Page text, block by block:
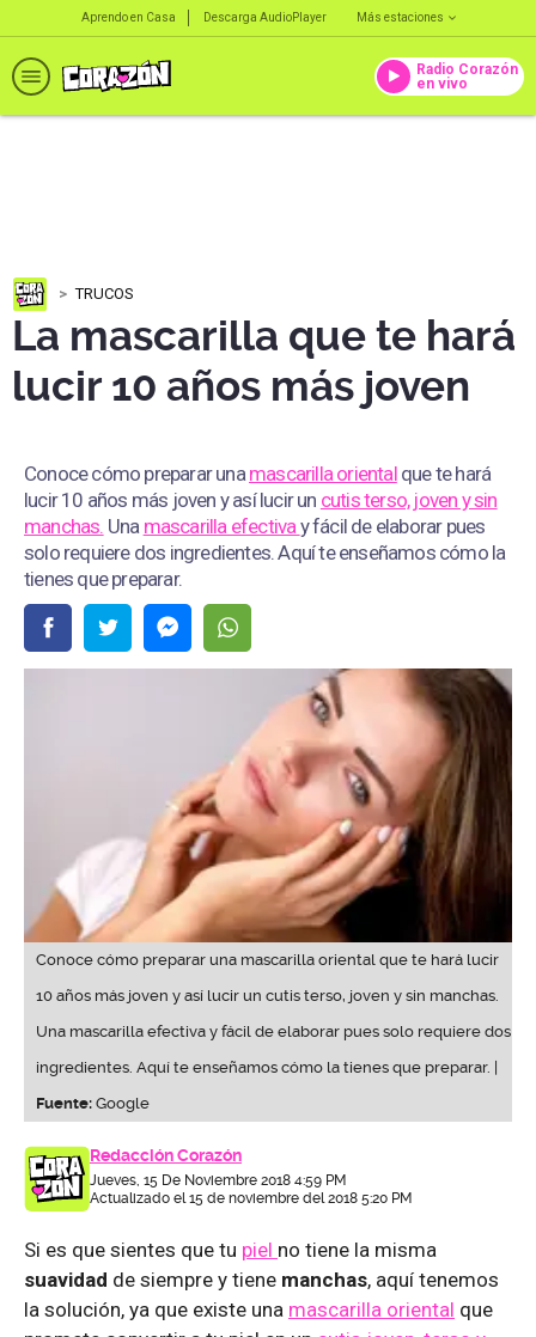
Aprendo en Casa Descarga AudioPlayer Más estaciones
Radio Corazón
en vivo
TRUCOS
La mascarilla que te hará
lucir 10 años más joven
Conoce cómo preparar una mascarilla orientalque te hará
lucir 10 años más joven y así lucir un cutis terso, joven y sin
manchas. Una mascarilla efectiva y fácil de elaborar pues
solo requiere dos ingredientes. Aquí te enseñamos cómo la
tienes que preparar.
Conoce cómo preparar una mascarilla oriental que te hará lucir
10 años más joven y así lucir un cutis terso, joven y sin manchas.
Una mascarilla efectiva y fácil de elaborar pues solo requiere dos
ingredientes. Aquí te enseñamos cómo la tienes que preparar. |
Fuente: Google
Redacción Corazón
Jueves, 15 De Noviembre 2018 4:59 PM
Actualizado el 15 de noviembre del 2018 5:20 PM
Si es que sientes que tu piel no tiene la misma
suavidad de siempre y tiene manchas, aquí tenemos
la solución, ya que existe una mascarilla oriental que